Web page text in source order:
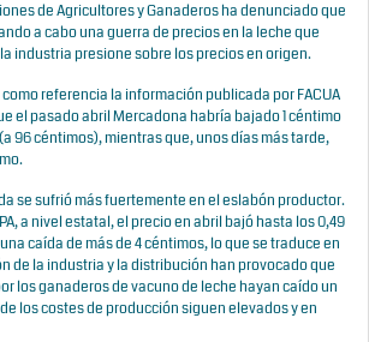
de Agricultores y Ganaderos ha denunciado que
a cabo una guerra de precios en la leche que
industria presione sobre los precios en origen.
referencia la información publicada por FACUA
el pasado abril Mercadona habría bajado 1 céntimo
96 céntimos), mientras que, unos días más tarde,
se sufrió más fuertemente en el eslabón productor.
a nivel estatal, el precio en abril bajó hasta los 0,49
caída de más de 4 céntimos, lo que se traduce en
de la industria y la distribución han provocado que
los ganaderos de vacuno de leche hayan caído un
los costes de producción siguen elevados y en